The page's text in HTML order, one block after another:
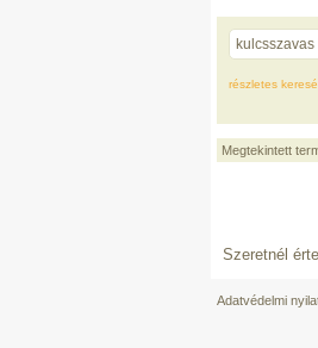
részletes
Megtekintett
Szeretnél
Adatvédelmi